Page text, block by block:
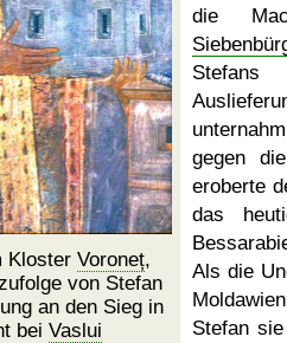
Kloster Voroneț,
von Stefan
an den Sieg in
bei Vaslui
die
Stefans
gegen
eroberte
das
Als die
Stefan